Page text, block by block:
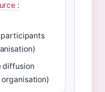
:
diffusion